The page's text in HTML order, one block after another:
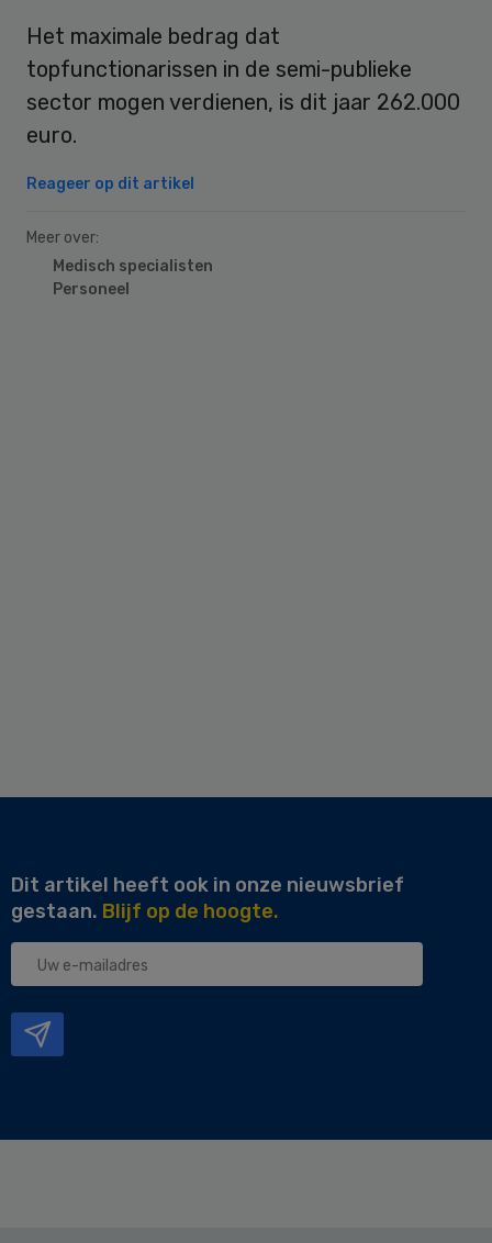
Het maximale bedrag dat
topfunctionarissen in de semi-publieke
sector mogen verdienen, is dit jaar 262.000
euro.
Reageer op dit artikel
Meer over:
Medisch specialisten
Personeel
Dit artikel heeft ook in onze nieuwsbrief
gestaan. Blijf op de hoogte.
Uw